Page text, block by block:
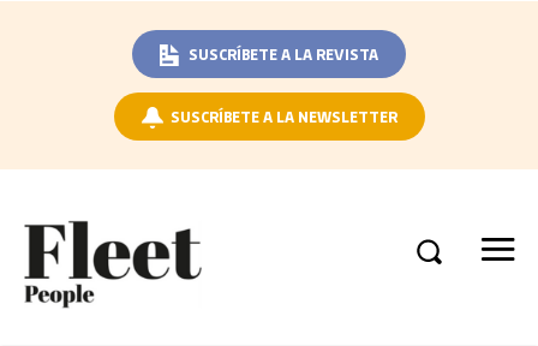
SUSCRÍBETE A LA REVISTA
SUSCRÍBETE A LA NEWSLETTER